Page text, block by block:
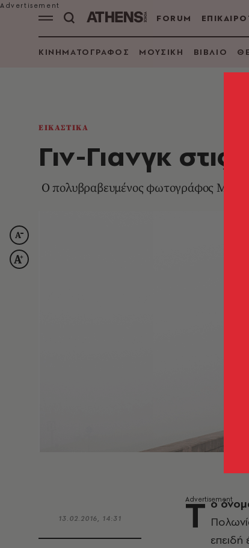
FORUM
ΚΙΝΗΜΑΤΟΓΡΑΦΟΣ ΜΟΥΣΙΚΗ ΒΙΒΛΙΟ
ΕΙΚΑΣΤΙΚΑ
Γιν-Γιανγκ
O πολυβραβευμένος φωτογράφος M.
13.02.2016, 14:31 Τ ο
επειδή